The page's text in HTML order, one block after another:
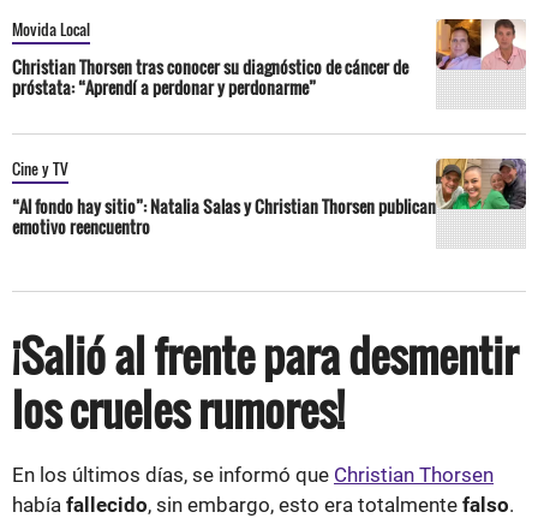
Movida Local
Christian Thorsen tras conocer su diagnóstico de cáncer de
próstata: “Aprendí a perdonar y perdonarme”
Cine y TV
“Al fondo hay sitio”: Natalia Salas y Christian Thorsen publican
emotivo reencuentro
¡Salió al frente para desmentir
los crueles rumores!
En los últimos días, se informó que Christian Thorsen
había fallecido, sin embargo, esto era totalmente falso.